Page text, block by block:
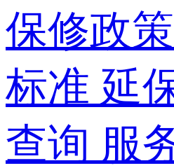
保修政策
标准 延
查询 服